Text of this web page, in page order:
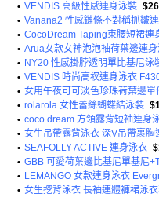
• VENDIS 高級性感連身泳裝
• Vanana2 性感鏈條不對稱抓皺
• CocoDream Taping束腰短裙連
• Arua女款女神泡泡袖荷葉邊連
• NY20 性感掛脖透明單比基尼泳
• VENDIS 時尚高衩連身泳衣
• 女用午夜可可淡色珍珠荷葉邊
• rolarola 女性蕾絲蝴蝶結泳裝
• coco dream 方領露背短袖連身
• 女生吊帶露背泳衣 深V吊帶裹胸
• SEAFOLLY ACTIVE 連身泳衣
• GBB 可愛荷葉邊比基尼單基尼
• LEMANGO 女款連身泳衣
• 女生挖背泳衣 長袖連體褲裙泳